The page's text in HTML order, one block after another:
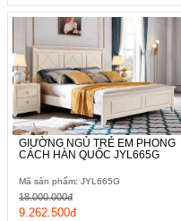
GIƯỜNG NGỦ TRẺ EM PHONG
CÁCH HÀN QUỐC JYL665G
Mã sản phẩm: JYL665G
9.262.500đ
18.000.000đ